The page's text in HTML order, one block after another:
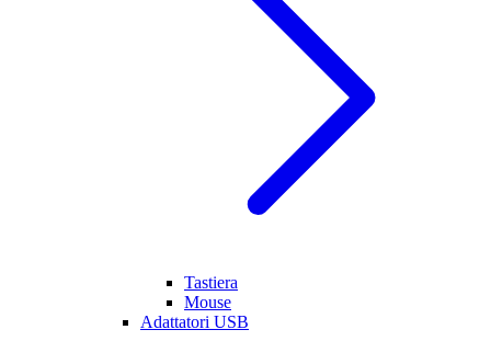
Tastiera
Mouse
Adattatori USB